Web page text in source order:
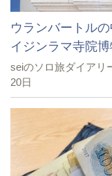
ウランバートル
イジンラマ寺院
seiのソロ旅ダイア
20日